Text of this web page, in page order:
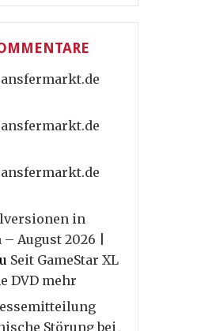
in
August 2026 |
Seit GameStar XL
DVD mehr
Störung bei